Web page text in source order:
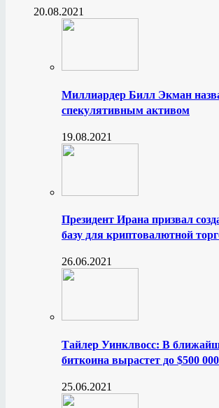
20.08.2021
Миллиардер Билл Экман
спекулятивным активом
19.08.2021
Президент Ирана призвал
базу для криптовалютной
26.06.2021
Тайлер Уинклвосс: В
биткоина вырастет до $500 000
25.06.2021